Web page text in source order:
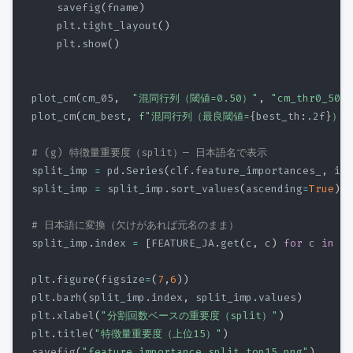
    savefig
(fname)
    plt
. tight_layout( )
    plt
. show( )
plot_cm(cm_05 , "混同行列（閾値=0.50）" ,
plot_cm(cm_best , f"混同行列（最良閾値={best_th : .2f}）"
# (g) 特徴量重要度（split）— 日本語名で表示
split_imp = pd .Series(clf . feature_importances_ ,
split_imp = split_imp . sort_values(ascending=True)
# 日本語に変換（欠けがあれば元名のまま）
split_imp . index = [FEATURE_JA. get(c , c ) for c in
plt . figure(figsize=(7 ,6) )
plt .barh( split_imp . index , split_imp . values)
plt . xlabel("分割回数ベースの重要度（split）" )
plt . title("特徴量重要度（上位15）" )